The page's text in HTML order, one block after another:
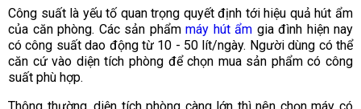
Công suất là yếu tố quan trọng quyết định tới hiệu quả hút ẩm
của căn phòng. Các sản phẩm máy hút ẩm gia đình hiện nay
có công suất dao động từ 10 - 50 lít/ngày. Người dùng có thể
căn cứ vào diện tích phòng để chọn mua sản phẩm có công
suất phù hợp.